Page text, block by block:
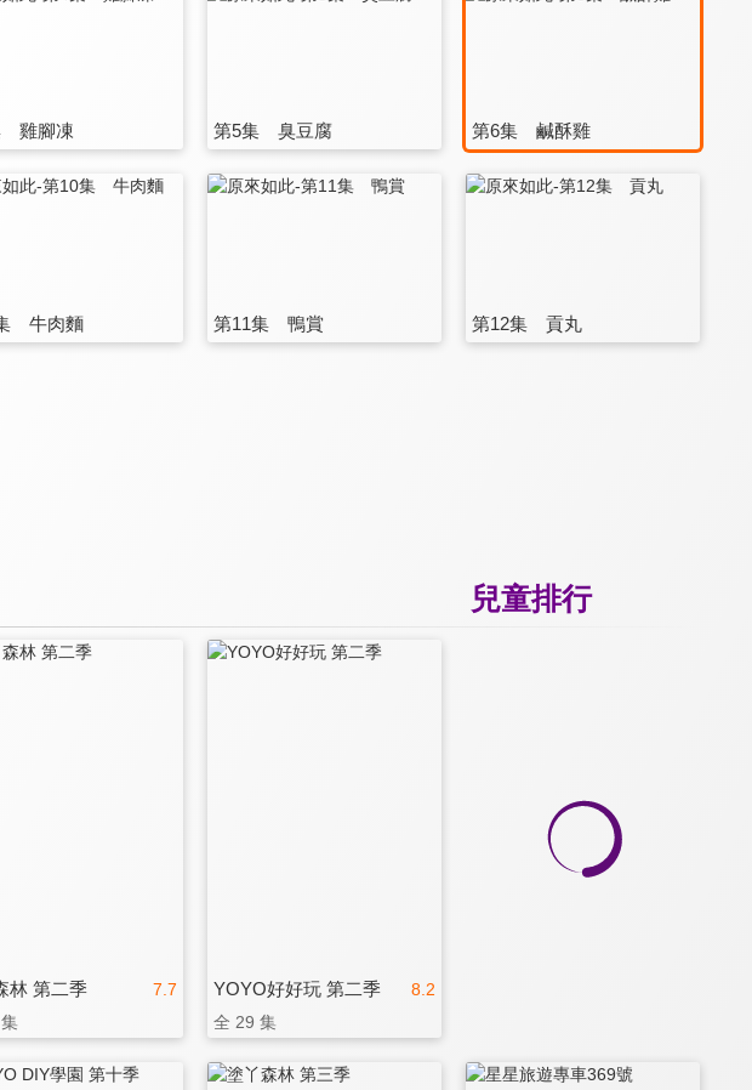
雞腳凍 第5集 臭豆腐 第6集 鹹酥雞
牛肉麵 第11集 鴨賞 第12集 貢丸
兒童排行
7.7
林 第二季 8.2
YOYO好好玩 第二季
全 29 集